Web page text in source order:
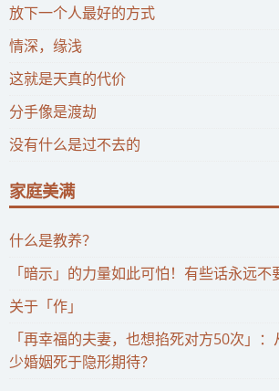
放下一个人最好的方式
情深，缘浅
这就是天真的代价
分手像是渡劫
没有什么是过不去的
家庭美满
什么是教养？
「暗示」的力量如此可怕！有些话永远不
关于「作」
「再幸福的夫妻，也想掐死对方50次」
少婚姻死于隐形期待？